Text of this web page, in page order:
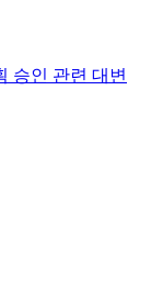
승인 관련 대변